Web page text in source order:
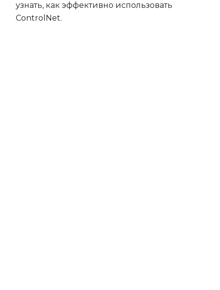
узнать, как эффективно использовать
ControlNet.